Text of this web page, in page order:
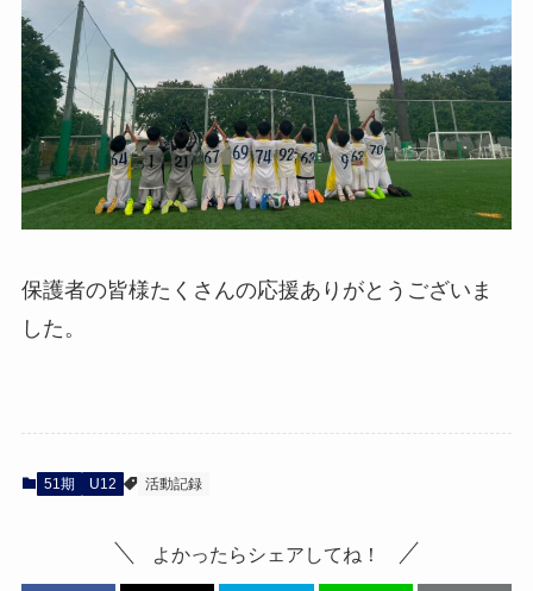
保護者の皆様たくさんの応援ありがとうございま
した。
51期 U12 活動記録
よかったらシェアしてね！